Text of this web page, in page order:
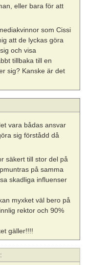
eller bara för att
som Cissi
att de lyckas göra
och visa
tillbaka till en
sig? Kanske är det
vara bådas ansvar
sig förstådd då
säkert till stor del på
på samma
skadliga influenser
myxket väl bero på
rektor och 90%
gäller!!!!